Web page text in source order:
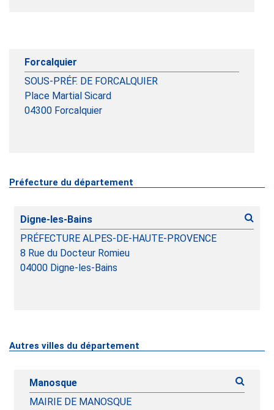
Forcalquier
SOUS-PRÉF. DE FORCALQUIER
Place Martial Sicard
04300 Forcalquier
Préfecture du département
Digne-les-Bains
PRÉFECTURE ALPES-DE-HAUTE-PROVENCE
8 Rue du Docteur Romieu
04000 Digne-les-Bains
Autres villes du département
Manosque
MAIRIE DE MANOSQUE